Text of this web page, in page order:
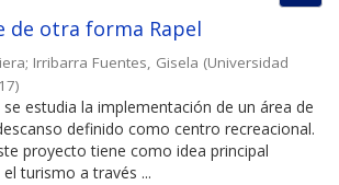
de otra forma Rapel
; Irribarra Fuentes, Gisela (Universidad
)
estudia la implementación de un área de
definido como centro recreacional.
proyecto tiene como idea principal
turismo a través ...